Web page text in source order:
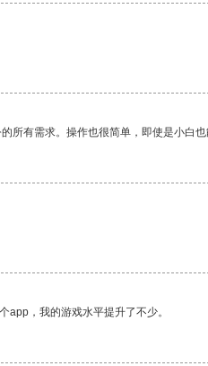
所有需求。操作也很简单，即使是小白也
，我的游戏水平提升了不少。